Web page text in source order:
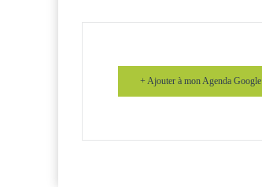
+ Ajouter à mon Agenda Google